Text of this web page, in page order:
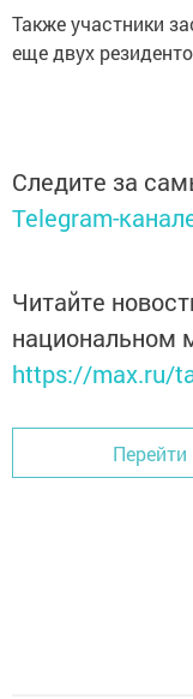
Также участники
еще двух
Следите за
Telegram-
Читайте
национальном
https://max.ru/
Перейти